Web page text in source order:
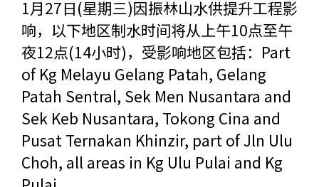
1月27日(星期三)因振林山水供提升工程影
响，以下地区制水时间将从上午10点至午
夜12点(14小时)，受影响地区包括：Part
of Kg Melayu Gelang Patah, Gelang
Patah Sentral, Sek Men Nusantara and
Sek Keb Nusantara, Tokong Cina and
Pusat Ternakan Khinzir, part of Jln Ulu
Choh, all areas in Kg Ulu Pulai and Kg